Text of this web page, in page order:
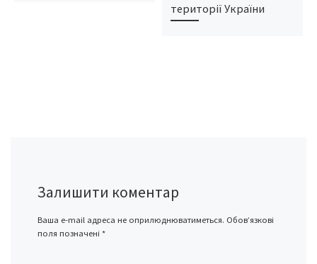
території України
Залишити коментар
Ваша e-mail адреса не оприлюднюватиметься. Обов’язкові
поля позначені *